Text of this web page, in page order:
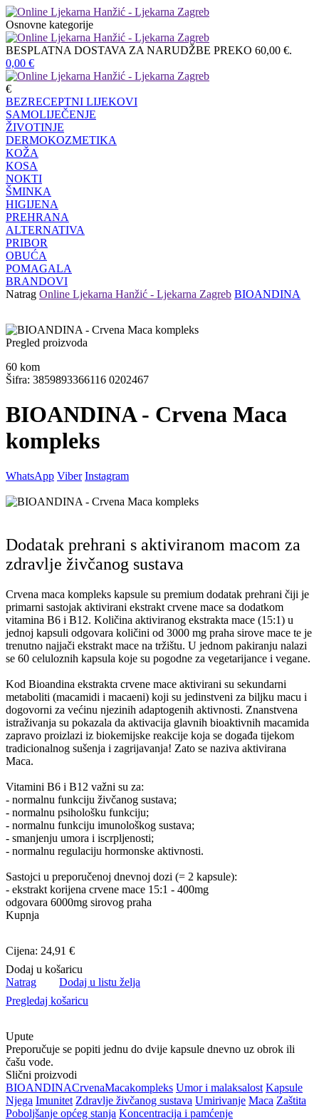
Osnovne kategorije
BESPLATNA DOSTAVA ZA NARUDŽBE PREKO 60,00 €.
0,00 €
€
BEZRECEPTNI LIJEKOVI
SAMOLIJEČENJE
ŽIVOTINJE
DERMOKOZMETIKA
KOŽA
KOSA
NOKTI
ŠMINKA
HIGIJENA
PREHRANA
ALTERNATIVA
PRIBOR
OBUĆA
POMAGALA
BRANDOVI
Natrag Online Ljekarna Hanžić - Ljekarna Zagreb BIOANDINA
Pregled proizvoda
60 kom
Šifra: 3859893366116 0202467
BIOANDINA - Crvena Maca
kompleks
WhatsApp Viber Instagram
Dodatak prehrani s aktiviranom macom za
zdravlje živčanog sustava
Crvena maca kompleks kapsule su premium dodatak prehrani čiji je
primarni sastojak aktivirani ekstrakt crvene mace sa dodatkom
vitamina B6 i B12. Količina aktiviranog ekstrakta mace (15:1) u
jednoj kapsuli odgovara količini od 3000 mg praha sirove mace te je
trenutno najjači ekstrakt mace na tržištu. U jednom pakiranju nalazi
se 60 celuloznih kapsula koje su pogodne za vegetarijance i vegane.
Kod Bioandina ekstrakta crvene mace aktivirani su sekundarni
metaboliti (macamidi i macaeni) koji su jedinstveni za biljku macu i
dogovorni za većinu njezinih adaptogenih aktivnosti. Znanstvena
istraživanja su pokazala da aktivacija glavnih bioaktivnih macamida
zapravo proizlazi iz biokemijske reakcije koja se događa tijekom
tradicionalnog sušenja i zagrijavanja! Zato se naziva aktivirana
Maca.
Vitamini B6 i B12 važni su za:
- normalnu funkciju živčanog sustava;
- normalnu psihološku funkciju;
- normalnu funkciju imunološkog sustava;
- smanjenju umora i iscrpljenosti;
- normalnu regulaciju hormonske aktivnosti.
Sastojci u preporučenoj dnevnoj dozi (= 2 kapsule):
- ekstrakt korijena crvene mace 15:1 - 400mg
odgovara 6000mg sirovog praha
Kupnja
Cijena: 24,91 €
Dodaj u košaricu
Natrag
Dodaj u listu želja
Pregledaj košaricu
Upute
Preporučuje se popiti jednu do dvije kapsule dnevno uz obrok ili
čašu vode.
Slični proizvodi
BIOANDINACrvenaMacakompleks Umor i malaksalost Kapsule
Njega Imunitet Zdravlje živčanog sustava Umirivanje Maca Zaštita
Poboljšanje općeg stanja Koncentracija i pamćenje